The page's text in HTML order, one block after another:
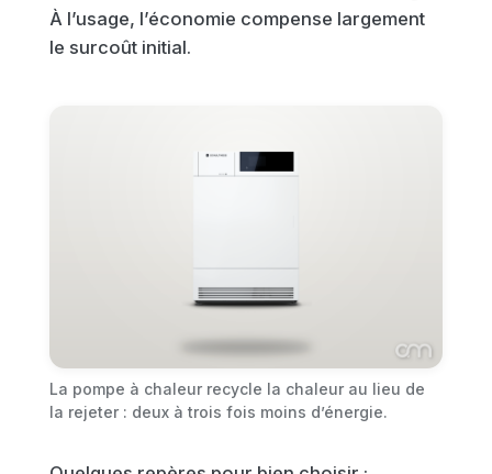
À l’usage, l’économie compense largement
le surcoût initial.
La pompe à chaleur recycle la chaleur au lieu de
la rejeter : deux à trois fois moins d’énergie.